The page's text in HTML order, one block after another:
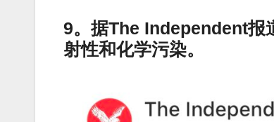
9。据The Independent报
射性和化学污染。